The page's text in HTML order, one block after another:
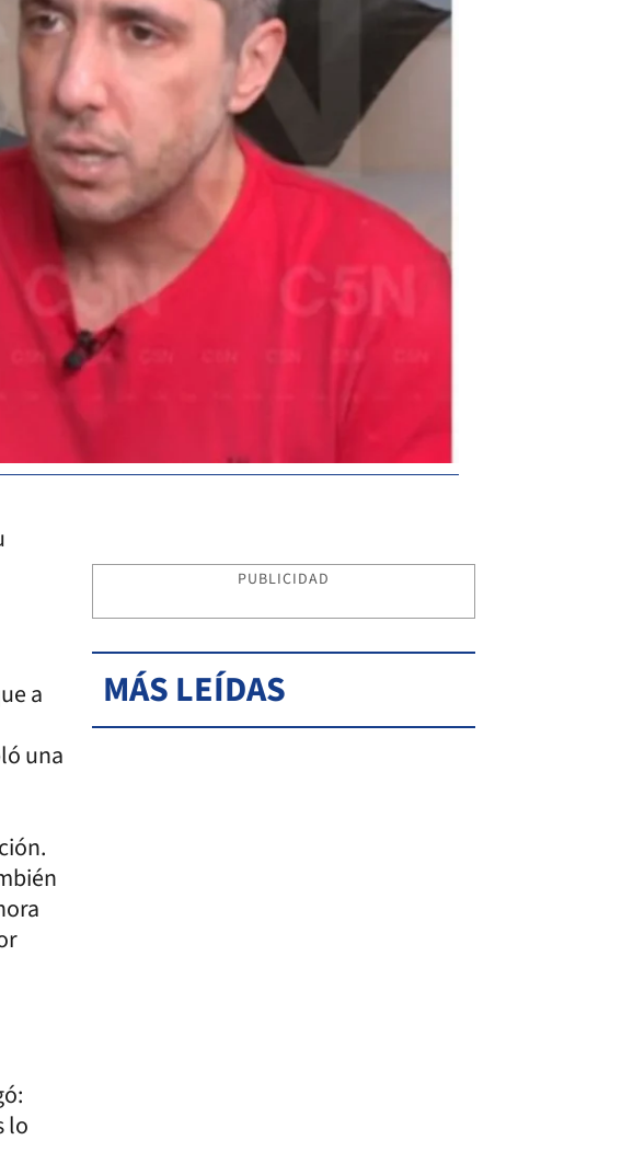
a
una
lo
PUBLICIDAD
MÁS LEÍDAS